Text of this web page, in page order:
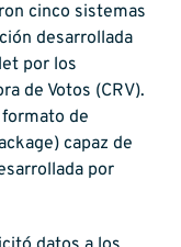
cinco sistemas
desarrollada
por los
de Votos (CRV).
de
capaz de
por